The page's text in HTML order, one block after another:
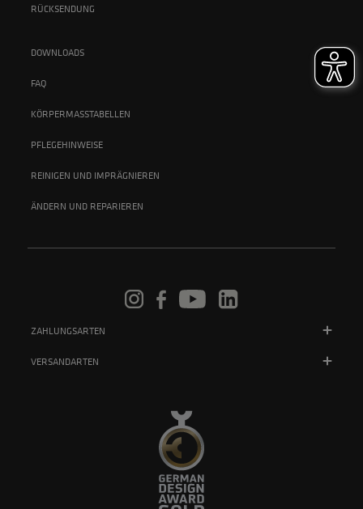
RÜCKSENDUNG
DOWNLOADS
FAQ
KÖRPERMASSTABELLEN
PFLEGEHINWEISE
REINIGEN UND IMPRÄGNIEREN
ÄNDERN UND REPARIEREN
ZAHLUNGSARTEN
VERSANDARTEN